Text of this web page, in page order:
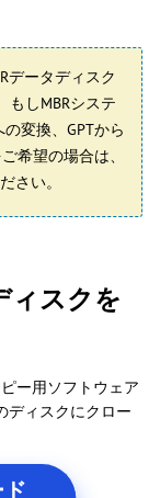
データディスク
もしMBRシステ
変換、GPTから
希望の場合は、
さい。
ィスクを
ー用ソフトウェア
ディスクにクロー